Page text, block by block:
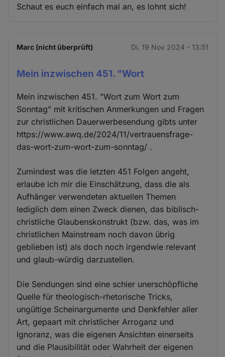
Schaut es euch einfach mal an, es lohnt sich!
Marc (nicht überprüft) Di. 19 Nov 2024 - 13:51
Mein inzwischen 451. "Wort
Mein inzwischen 451. "Wort zum Wort zum
Sonntag" mit kritischen Anmerkungen und Fragen
zur christlichen Dauerwerbesendung gibts unter
https://www.awq.de/2024/11/vertrauensfrage-
das-wort-zum-wort-zum-sonntag/ .
Zumindest was die letzten 451 Folgen angeht,
erlaube ich mir die Einschätzung, dass die als
Aufhänger verwendeten aktuellen Themen
lediglich dem einen Zweck dienen, das biblisch-
christliche Glaubenskonstrukt (bzw. das, was im
christlichen Mainstream noch davon übrig
geblieben ist) als doch noch irgendwie relevant
und glaub-würdig darzustellen.
Die Sendungen sind eine schier unerschöpfliche
Quelle für theologisch-rhetorische Tricks,
ungültige Scheinargumente und Denkfehler aller
Art, gepaart mit christlicher Arroganz und
Ignoranz, was die eigenen Ansichten einerseits
und die Plausibilität oder Wahrheit der eigenen